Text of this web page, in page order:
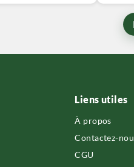
Liens utiles
À propos
Contactez-
CGU